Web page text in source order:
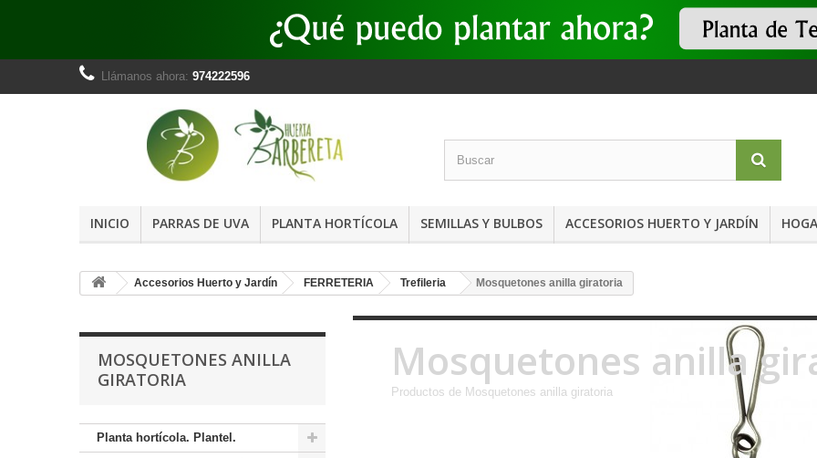
Llámanos ahora: 974222596
INICIO PARRAS DE UVA PLANTA HORTÍCOLA SEMILLAS Y BULBOS ACCESORIOS HUERTO Y JARDÍN
Accesorios Huerto y Jardín FERRETERIA Trefileria Mosquetones anilla giratoria
MOSQUETONES ANILLA
GIRATORIA
Planta hortícola. Plantel.
Mosquetones anilla
Productos de Mosquetones anilla giratoria